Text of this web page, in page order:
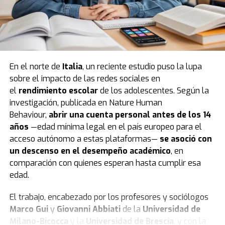
En el norte de Italia, un reciente estudio puso la lupa
sobre el impacto de las redes sociales en
el rendimiento escolarde los adolescentes. Según la
investigación, publicada en Nature Human
Behaviour, abrir una cuenta personal antes de los 14
años —edad mínima legal en el país europeo para el
acceso autónomo a estas plataformas— se asoció con
un descenso en el desempeño académico, en
comparación con quienes esperan hasta cumplir esa
edad.
El trabajo, encabezado por los profesores y sociólogos
Marco Guiy Giovanni Abbiatide la Universidad de
Milano-Bicocca
y la Universidad de Brescia
, y con la